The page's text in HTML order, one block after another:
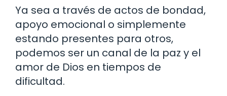
Ya sea a través de actos de bondad,
apoyo emocional o simplemente
estando presentes para otros,
podemos ser un canal de la paz y el
amor de Dios en tiempos de
dificultad.